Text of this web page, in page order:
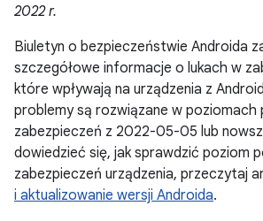
2022 r.
Biuletyn o bezpieczeństwie Androida
szczegółowe informacje o lukach w
które wpływają na urządzenia z
problemy są rozwiązane w poziomach
zabezpieczeń z 2022-05-05 lub
dowiedzieć się, jak sprawdzić poziom
zabezpieczeń urządzenia, przeczytaj
i aktualizowanie wersji Androida.